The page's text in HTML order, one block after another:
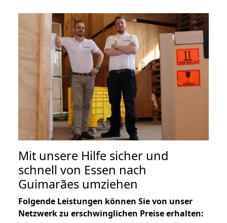
Mit unsere Hilfe sicher und
schnell von Essen nach
Guimarães umziehen
Folgende Leistungen können Sie von unser
Netzwerk zu erschwinglichen Preise erhalten: